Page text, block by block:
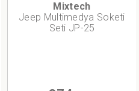
Mixtech
Jeep Multimedya Soketi
Seti JP-25